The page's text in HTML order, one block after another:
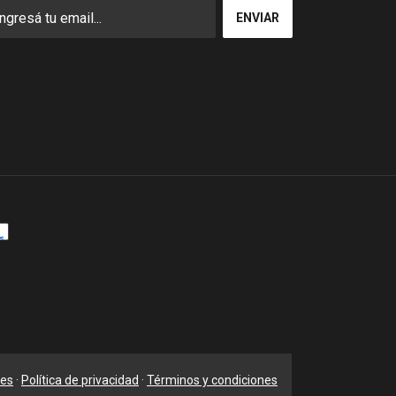
· Política de privacidad · Términos y condiciones